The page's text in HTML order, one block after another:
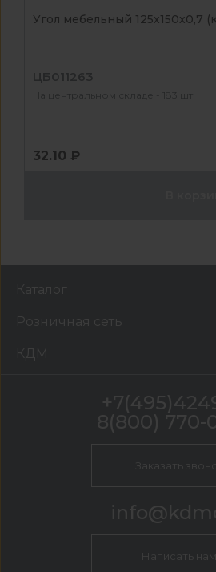
Угол мебельный 125х150х0,7
ЦБ011263
На центральном складе - 183 шт
32.10 ₽
Каталог
Розничная сеть
КДМ
8(800) 770-
Заказать
Написать нам